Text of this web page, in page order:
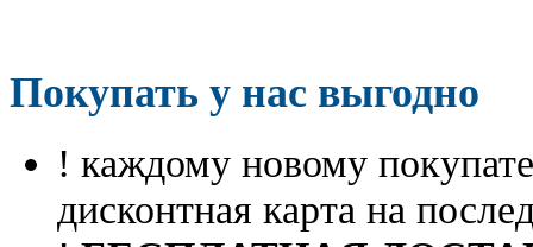
Покупать у нас выгодно
! каждому новому
дисконтная карта на